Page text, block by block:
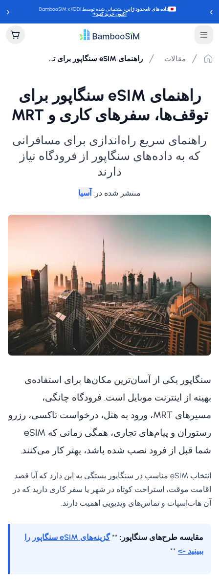
‹ داده های نامحدود ژاپن، پشتیبانی شده توسط BambooSIM x KDDI
اکنون خرید کنید→ ›
مقالات راهنمای eSIM سنگاپور برای توقف‌ها، سفرهای کاری و MRT
راهنمای eSIM سنگاپور برای
توقف‌ها، سفرهای کاری و MRT
راهنمای سریع راه‌اندازی برای مسافرانی
که به داده‌های سنگاپور از فرودگاه نیاز
دارند
منتشر شده در : آسیا
سنگاپور یکی از آسان‌ترین مکان‌ها برای استفاده‌ی
بهینه از اینترنت موبایل است. فرودگاه چانگی،
مسیرهای MRT، ورود به هتل، درخواست تاکسی، رزرو
رستوران و پیام‌های تجاری، همگی زمانی که eSIM
شما قبل از فرود نصب شده باشد، بهتر کار می‌کنند.
انتخاب eSIM مناسب در سنگاپور بستگی به این دارد که آیا قصد
اقامت موقت، استراحت کوتاه در شهر یا سفر کاری دارید که در
آن هات‌اسپات و تماس‌های ویدیویی اهمیت دارند.
مقایسه طرح‌های سنگاپور: **
گزینه‌های eSIM سنگاپور را
ببینید -> **